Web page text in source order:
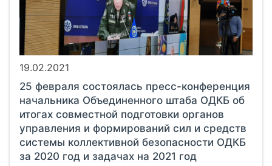
19.02.2021
25 февраля состоялась пресс-конференция
начальника Объединенного штаба ОДКБ об
итогах совместной подготовки органов
управления и формирований сил и средств
системы коллективной безопасности ОДКБ
за 2020 год и задачах на 2021 год